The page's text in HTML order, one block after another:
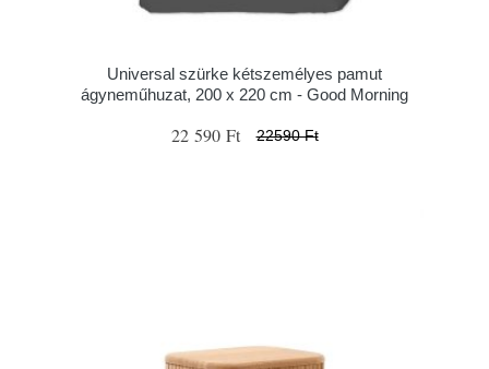
Universal szürke kétszemélyes pamut
ágyneműhuzat, 200 x 220 cm - Good Morning
22 590 Ft 22590 Ft